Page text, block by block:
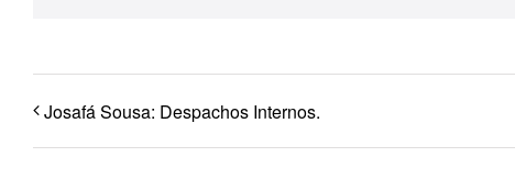
Josafá Sousa: Despachos Internos.